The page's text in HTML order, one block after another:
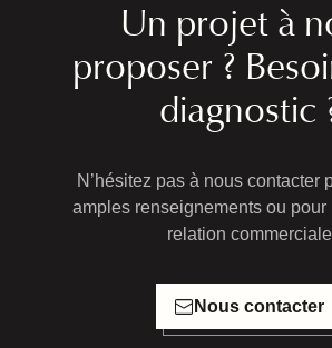
Un projet à
proposer ?
diagnostic
N’hésitez pas à nous contacter
amples renseignements ou pour
relation commerciale
Nous contacter